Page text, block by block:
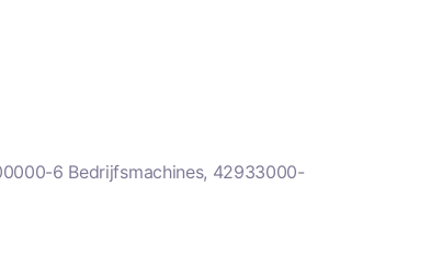
6 Bedrijfsmachines, 42933000-